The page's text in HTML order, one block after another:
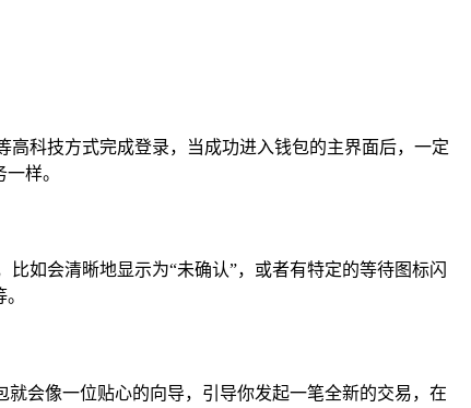
科技方式完成登录，当成功进入钱包的主界面后，一定
样。
如会清晰地显示为“未确认”，或者有特定的等待图标闪
会像一位贴心的向导，引导你发起一笔全新的交易，在